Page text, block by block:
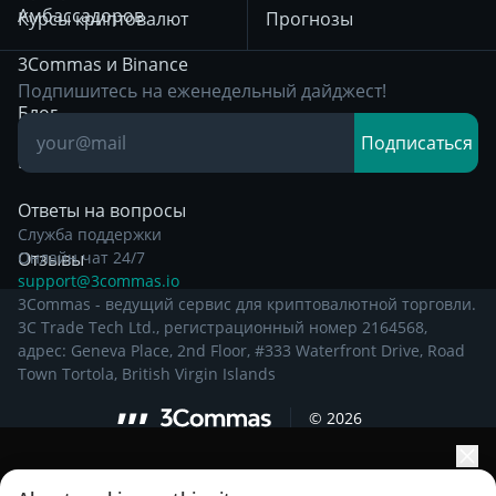
торговля
Дейтрейдинг
Торговля на пробой
Уведомление о
конфиденциальности
с 29 декабря 2024
Остальная
Правовая
Информация
Амбассадоров
3Commas и Binance
Блог
База знаний
Ответы на вопросы
Отзывы
Курсы криптовалют Прогнозы
Подпишитесь на еженедельный дайджест!
Подписаться
Служба поддержки
Онлайн чат 24/7
support@3commas.io
3Commas - ведущий сервис для криптовалютной торговли.
3C Trade Tech Ltd., регистрационный номер 2164568,
адрес: Geneva Place, 2nd Floor, #333 Waterfront Drive, Road
Town Tortola, British Virgin Islands
© 2026